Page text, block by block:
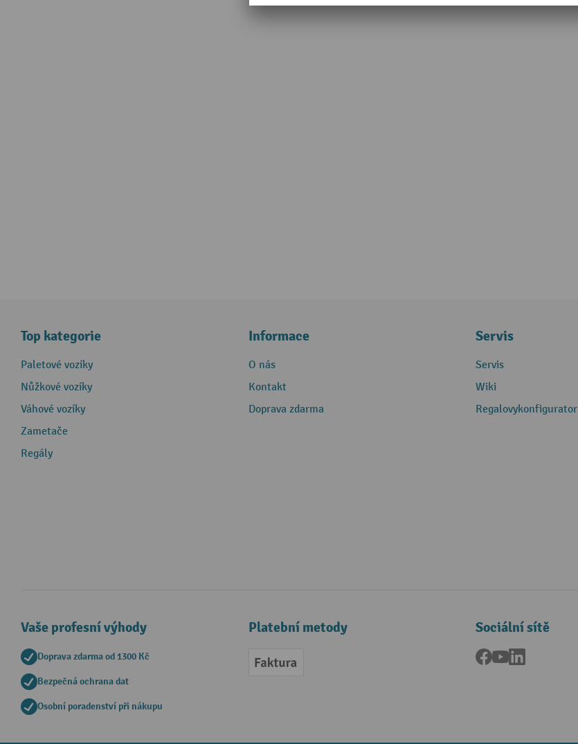
Top kategorie
Paletové vozíky
Nůžkové vozíky
Váhové vozíky
Zametače
Regály
Informace
O nás
Kontakt
Doprava zdarma
Servis
Servis
Wiki
Regalovykonfigurator
Vaše profesní výhody
Doprava zdarma od 1300 Kč
Bezpečná ochrana dat
Osobní poradenství při nákupu
Platební metody
Faktura
Sociální sítě
Facebook
YouTube